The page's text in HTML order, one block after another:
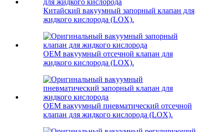
Китайский вакуумный запорный клапан для
жидкого кислорода (LOX).
OEM вакуумный отсечной клапан для
жидкого кислорода (LOX).
OEM вакуумный пневматический отсечной
клапан для жидкого кислорода (LOX).